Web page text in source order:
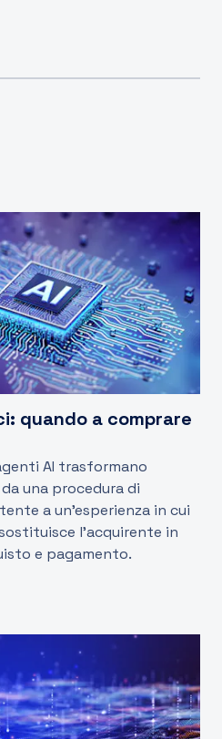
quando a comprare
AI trasformano
una procedura di
a un’esperienza in cui
l'acquirente in
e pagamento.